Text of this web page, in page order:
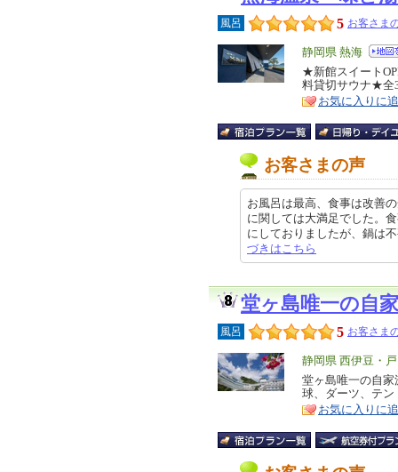
風呂 5 お客さま
エ
リ
ア
静岡県 熱海
特
徴
★新館スイート
料貸切サウナ★全
お気に入りに
お客さまの声
お風呂は最高、食事は改善
に関しては大満足でした。
にしておりましたが、鍋は
づきはこちら
堂ヶ島唯一の自
風呂 5 お客さま
エ
リ
ア
静岡県 西伊豆・
特
徴
堂ヶ島唯一の自
球、ダーツ、テ
お気に入りに